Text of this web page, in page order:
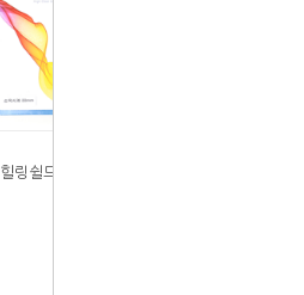
힐링쉴드 가민 비보무브3S 전용 시계